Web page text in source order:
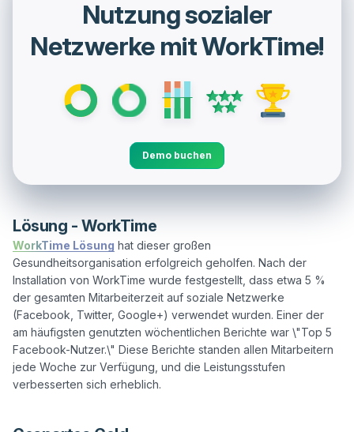
Nutzung sozialer
Netzwerke mit WorkTime!
Demo buchen
Lösung - WorkTime
WorkTime Lösung hat dieser großen
Gesundheitsorganisation erfolgreich geholfen. Nach der
Installation von WorkTime wurde festgestellt, dass etwa 5 %
der gesamten Mitarbeiterzeit auf soziale Netzwerke
(Facebook, Twitter, Google+) verwendet wurden. Einer der
am häufigsten genutzten wöchentlichen Berichte war \"Top 5
Facebook-Nutzer.\" Diese Berichte standen allen Mitarbeitern
jede Woche zur Verfügung, und die Leistungsstufen